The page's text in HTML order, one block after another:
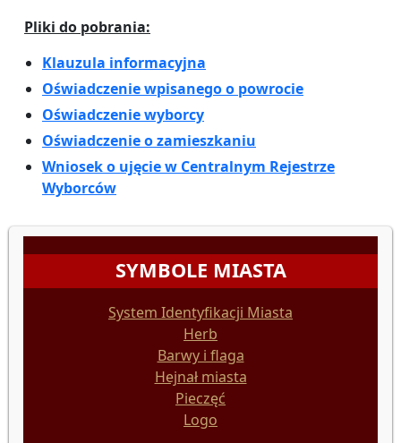
Pliki do pobrania:
Klauzula informacyjna
Oświadczenie wpisanego o powrocie
Oświadczenie wyborcy
Oświadczenie o zamieszkaniu
Wniosek o ujęcie w Centralnym Rejestrze
Wyborców
SYMBOLE MIASTA
System Identyfikacji Miasta
Herb
Barwy i flaga
Hejnał miasta
Pieczęć
Logo